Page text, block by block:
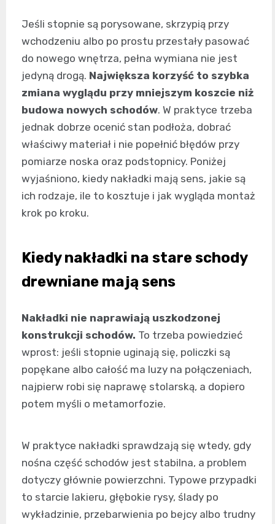
Jeśli stopnie są porysowane, skrzypią przy
wchodzeniu albo po prostu przestały pasować
do nowego wnętrza, pełna wymiana nie jest
jedyną drogą. Największa korzyść to szybka
zmiana wyglądu przy mniejszym koszcie niż
budowa nowych schodów. W praktyce trzeba
jednak dobrze ocenić stan podłoża, dobrać
właściwy materiał i nie popełnić błędów przy
pomiarze noska oraz podstopnicy. Poniżej
wyjaśniono, kiedy nakładki mają sens, jakie są
ich rodzaje, ile to kosztuje i jak wygląda montaż
krok po kroku.
Kiedy nakładki na stare schody
drewniane mają sens
Nakładki nie naprawiają uszkodzonej
konstrukcji schodów. To trzeba powiedzieć
wprost: jeśli stopnie uginają się, policzki są
popękane albo całość ma luzy na połączeniach,
najpierw robi się naprawę stolarską, a dopiero
potem myśli o metamorfozie.
W praktyce nakładki sprawdzają się wtedy, gdy
nośna część schodów jest stabilna, a problem
dotyczy głównie powierzchni. Typowe przypadki
to starcie lakieru, głębokie rysy, ślady po
wykładzinie, przebarwienia po bejcy albo trudny